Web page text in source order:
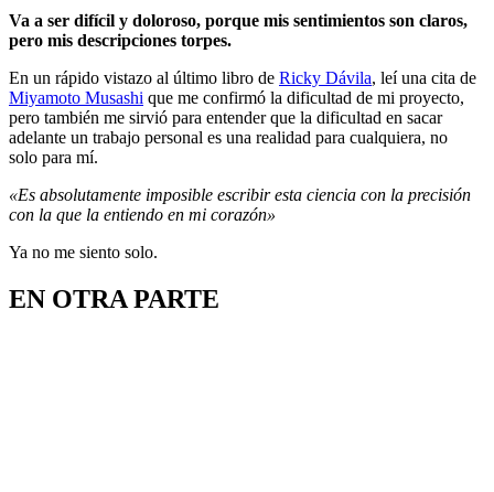
Va a ser difícil y doloroso, porque mis sentimientos son claros,
pero mis descripciones torpes.
En un rápido vistazo al último libro de Ricky Dávila, leí una cita de
Miyamoto Musashi que me confirmó la dificultad de mi proyecto,
pero también me sirvió para entender que la dificultad en sacar
adelante un trabajo personal es una realidad para cualquiera, no
solo para mí.
«Es absolutamente imposible escribir esta ciencia con la precisión
con la que la entiendo en mi corazón»
Ya no me siento solo.
EN OTRA PARTE